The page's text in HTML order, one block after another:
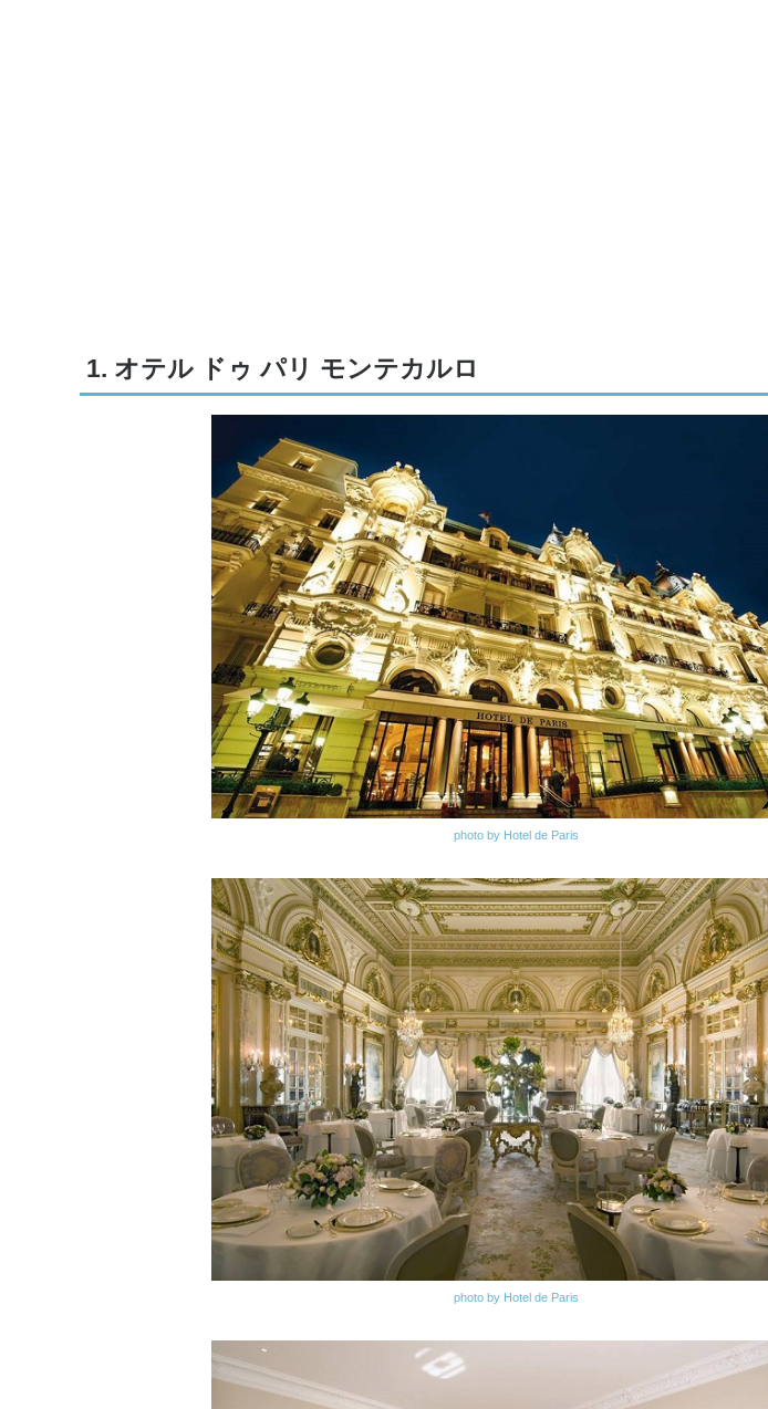
1. オテル ドゥ パリ モンテカルロ
photo by Hotel de Paris
photo by Hotel de Paris